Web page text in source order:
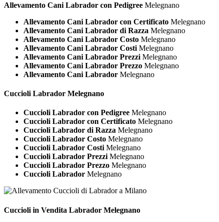
Allevamento Cani Labrador con Pedigree Melegnano
Allevamento Cani Labrador con Certificato Melegnano
Allevamento Cani Labrador di Razza Melegnano
Allevamento Cani Labrador Costo Melegnano
Allevamento Cani Labrador Costi Melegnano
Allevamento Cani Labrador Prezzi Melegnano
Allevamento Cani Labrador Prezzo Melegnano
Allevamento Cani Labrador Melegnano
Cuccioli Labrador Melegnano
Cuccioli Labrador con Pedigree Melegnano
Cuccioli Labrador con Certificato Melegnano
Cuccioli Labrador di Razza Melegnano
Cuccioli Labrador Costo Melegnano
Cuccioli Labrador CostiMelegnano
Cuccioli Labrador PrezziMelegnano
Cuccioli Labrador Prezzo Melegnano
Cuccioli Labrador Melegnano
Cuccioli in Vendita Labrador Melegnano